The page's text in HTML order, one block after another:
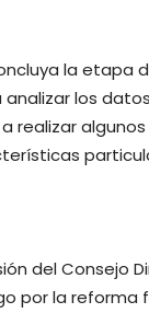
la
los
realizar
del Consejo
por la reforma